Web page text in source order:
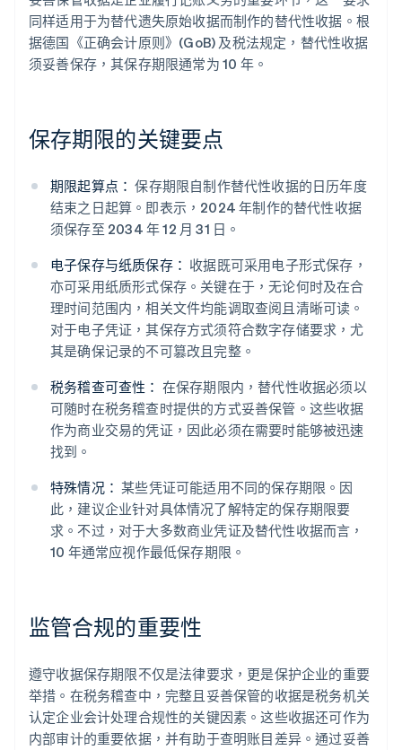
同样适用于为替代遗失原始收据而制作的替代性收据。根
据德国《正确会计原则》(GoB) 及税法规定，替代性收据
须妥善保存，其保存期限通常为 10 年。
保存期限的关键要点
期限起算点： 保存期限自制作替代性收据的日历年度
结束之日起算。即表示，2024 年制作的替代性收据
须保存至 2034 年 12 月 31 日。
电子保存与纸质保存： 收据既可采用电子形式保存，
亦可采用纸质形式保存。关键在于，无论何时及在合
理时间范围内，相关文件均能调取查阅且清晰可读。
对于电子凭证，其保存方式须符合数字存储要求，尤
其是确保记录的不可篡改且完整。
税务稽查可查性： 在保存期限内，替代性收据必须以
可随时在税务稽查时提供的方式妥善保管。这些收据
作为商业交易的凭证，因此必须在需要时能够被迅速
找到。
特殊情况： 某些凭证可能适用不同的保存期限。因
此，建议企业针对具体情况了解特定的保存期限要
求。不过，对于大多数商业凭证及替代性收据而言，
10 年通常应视作最低保存期限。
监管合规的重要性
遵守收据保存期限不仅是法律要求，更是保护企业的重要
举措。在税务稽查中，完整且妥善保管的收据是税务机关
认定企业会计处理合规性的关键因素。这些收据还可作为
内部审计的重要依据，并有助于查明账目差异。通过妥善